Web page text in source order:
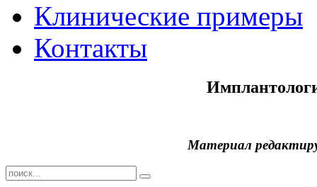
Клинические примеры
Контакты
Материал